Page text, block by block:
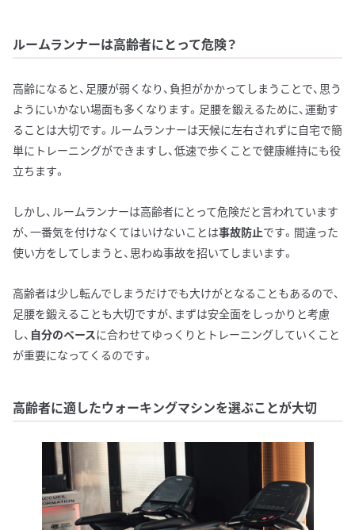
ルームランナーは高齢者にとって危険？
高齢になると、足腰が弱くなり、負担がかかってしまうことで、思う
ようにいかない場面も多くなります。足腰を鍛えるために、運動す
ることは大切です。ルームランナーは天候に左右されずに自宅で簡
単にトレーニングができますし、低速で歩くことで健康維持にも役
立ちます。
しかし、ルームランナーは高齢者にとって危険だと言われています
が、一番気を付けなくてはいけないことは事故防止です。間違った
使い方をしてしまうと、思わぬ事故を招いてしまいます。
高齢者は少し転んでしまうだけでも大けがとなることもあるので、
足腰を鍛えることも大切ですが、まずは安全面をしっかりと考慮
し、 自分のペースに合わせてゆっくりとトレーニングしていくこと
が重要になってくるのです。
高齢者に適したウォーキングマシンを選ぶことが大切